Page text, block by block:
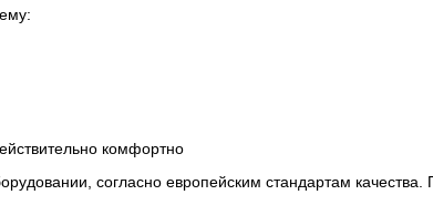
комфортно
согласно европейским стандартам